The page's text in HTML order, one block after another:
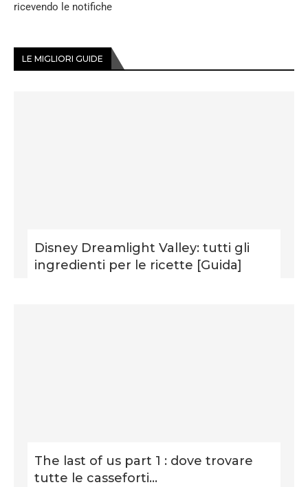
ricevendo le notifiche
LE MIGLIORI GUIDE
Disney Dreamlight Valley: tutti gli
ingredienti per le ricette [Guida]
The last of us part 1 : dove trovare
tutte le casseforti...